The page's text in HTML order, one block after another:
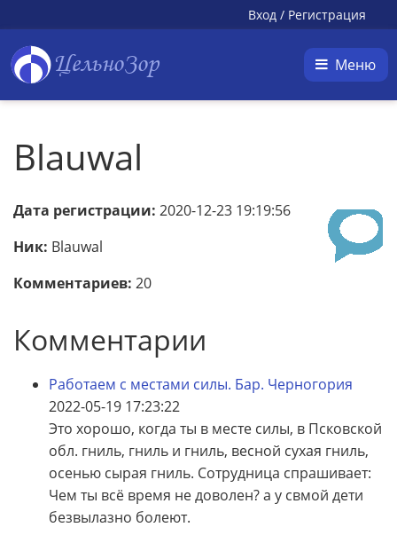
Вход / Регистрация
ЦельноЗор Меню
Blauwal
Дата регистрации: 2020-12-23 19:19:56
Ник: Blauwal
Комментариев: 20
Комментарии
Работаем с местами силы. Бар. Черногория
2022-05-19 17:23:22
Это хорошо, когда ты в месте силы, в Псковской
обл. гниль, гниль и гниль, весной сухая гниль,
осенью сырая гниль. Сотрудница спрашивает:
Чем ты всё время не доволен? а у свмой дети
безвылазно болеют.